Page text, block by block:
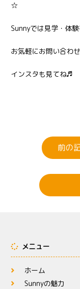
☆
Sunnyでは見学・体験
お気軽にお問い合わせ
インスタも見てね♬
前の
メニュー
ホーム
Sunnyの魅力